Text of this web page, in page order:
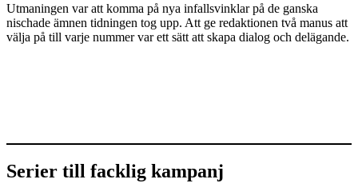
Utmaningen var att komma på nya infallsvinklar på de ganska
nischade ämnen tidningen tog upp. Att ge redaktionen två manus att
välja på till varje nummer var ett sätt att skapa dialog och delägande.
Serier till facklig kampanj